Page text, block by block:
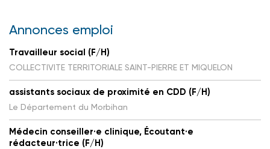
Annonces emploi
Travailleur social (F/H)
COLLECTIVITE TERRITORIALE SAINT-PIERRE ET MIQUELON
assistants sociaux de proximité en CDD (F/H)
Le Département du Morbihan
Médecin conseiller·e clinique, Écoutant·e
rédacteur·trice (F/H)